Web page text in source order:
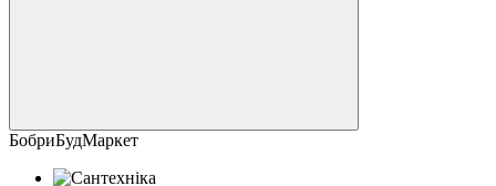
БобриБудМаркет